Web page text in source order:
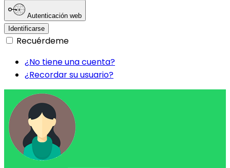
Autenticación web
Identificarse
Recuérdeme
¿No tiene una cuenta?
¿Recordar su usuario?